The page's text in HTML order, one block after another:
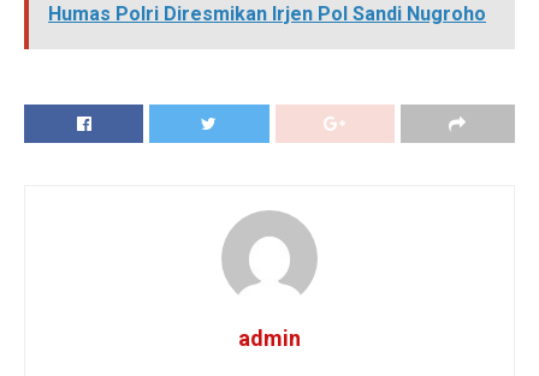
Humas Polri Diresmikan Irjen Pol Sandi Nugroho
admin